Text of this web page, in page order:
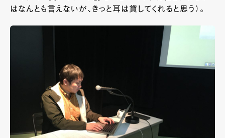
はなんとも言えないが、きっと耳は貸してくれると思う）。